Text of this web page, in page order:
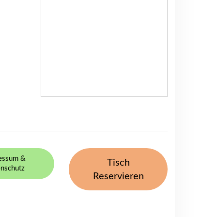
&
Tisch
Reservieren